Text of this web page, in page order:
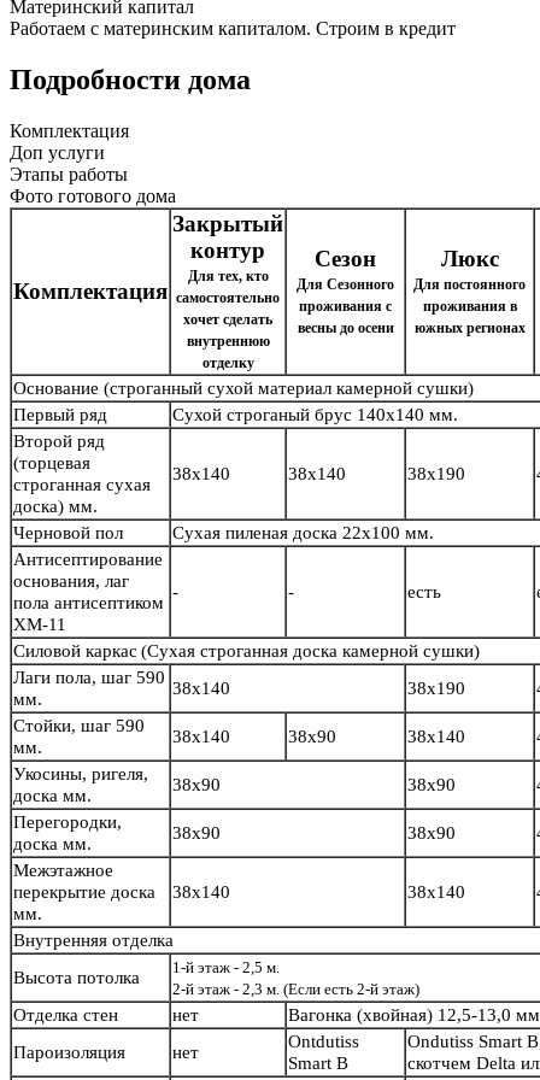
Материнский капитал
Работаем с материнским капиталом. Строим в кредит
Подробности дома
Комплектация
Доп услуги
Этапы работы
Фото готового дома
Комплектация
Закрытый
контур
Для тех, кто
самостоятельно
хочет сделать
внутреннюю
отделку
Сезон
Для Сезонного
проживания с
весны до осени
Люкс
Для постоянного
проживания в
южных регионах
Основание (строганный сухой материал камерной сушки)
Первый ряд
Сухой строганый брус 140х140 мм.
Второй ряд
(торцевая
строганная сухая
доска) мм.
38х140 38х140 38х190
Черновой пол
Сухая пиленая доска 22х100 мм.
Антисептирование
основания, лаг
пола антисептиком
ХМ-11
- - есть
Силовой каркас(Сухая строганная доска камерной сушки)
Лаги пола, шаг 590
мм.
38х140 38х190
Стойки, шаг 590
мм.
38х140 38х90 38х140
Укосины, ригеля,
доска мм.
38х90 38х90
Перегородки,
доска мм.
38х90 38х90
Межэтажное
перекрытие доска
мм.
38х140 38х140
Внутренняя отделка
Высота потолка
1-й этаж - 2,5 м.
2-й этаж - 2,3 м. (Если есть 2-й этаж)
Отделка стен нет
Вагонка (хвойная) 12,5-13,0
Пароизоляция
нет
Ontdutiss
Smart B
Ondutiss Smart
скотчем Delta